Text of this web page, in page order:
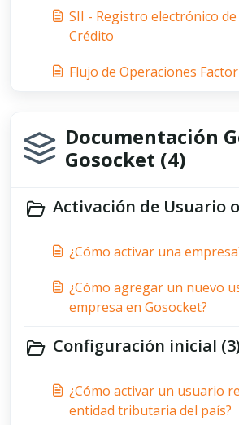
SII - Registro electrónico
Crédito
Flujo de Operaciones
Documentación
Gosocket (4)
Activación de Usuario
¿Cómo activar una
¿Cómo agregar un nuevo
empresa en Gosocket?
Configuración inicial
¿Cómo activar un usuario registrado ante la
entidad tributaria del país?